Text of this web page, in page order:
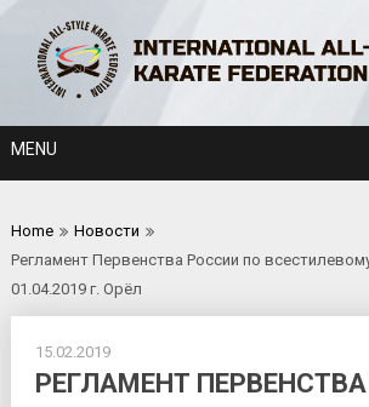
content
MENU
Home
Новости
Регламент Первенства России по
01.04.2019 г. Орёл
15.02.2019
РЕГЛАМЕНТ